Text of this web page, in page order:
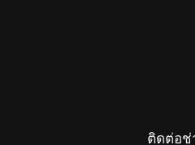
ติดต่อช่